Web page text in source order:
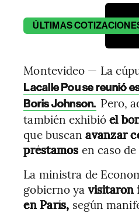
ÚLTIMAS
Montevideo — La
Lacalle Pou se reunió
Boris Johnson. Pero,
también exhibióel
que buscanavanzar
préstamos en caso
La ministra de
gobierno ya visitaron
en París, según